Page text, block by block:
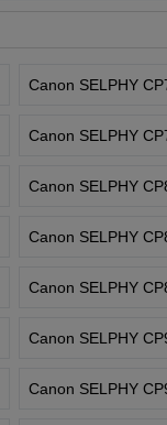
Canon SELPHY
Canon SELPHY
Canon SELPHY
Canon SELPHY
Canon SELPHY
Canon SELPHY
Canon SELPHY